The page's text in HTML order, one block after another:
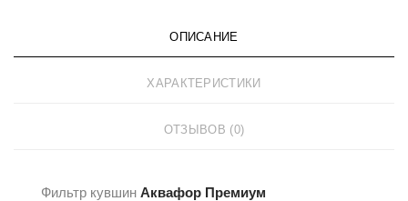
ОПИСАНИЕ
ХАРАКТЕРИСТИКИ
ОТЗЫВОВ (0)
Фильтр кувшин Аквафор Премиум